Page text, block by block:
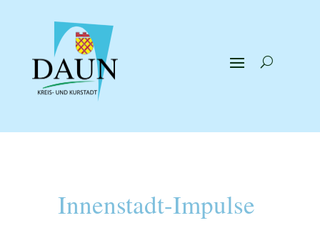
Innenstadt-Impulse